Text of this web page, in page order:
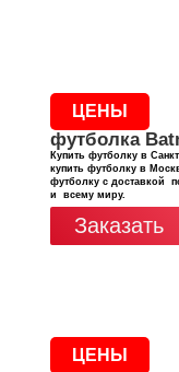
ЦЕНЫ
футболка
Купить футболку в
купить футболку в
футболку с доставкой
и всему миру.
Заказать
ЦЕНЫ